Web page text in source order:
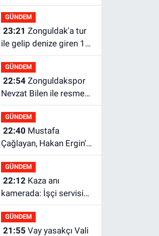
yaşandı? Batur Hamarat
böyle uyardı!
GÜNDEM
23:21
ile gelip denize giren 16
yaşındaki çocuk
kayboldu: Son anları
kamerada
GÜNDEM
22:54Zonguldakspor
Nevzat Bilen ile resmen
anlaştı: Elmas'a golcü
kanat
GÜNDEM
22:40
Çağlayan, Hakan Ergin’in
ailesine taziye
ziyaretinde bulundu
GÜNDEM
22:12Kaza anı
kamerada: İşçi servisi
ile otomobil çarpıştı:
Çok sayıda yaralı var
GÜNDEM
21:55